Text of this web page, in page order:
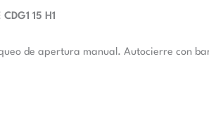
15 H1
de apertura manual. Autocierre con